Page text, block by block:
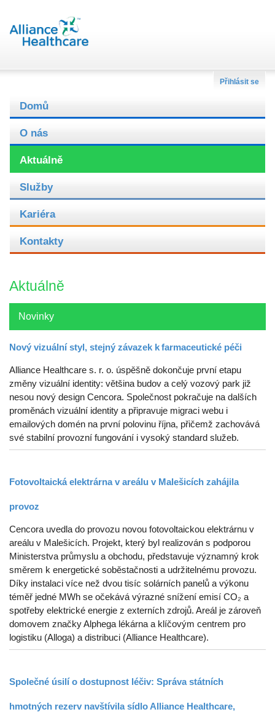
Přihlásit se
Domů
O nás
Aktuálně
Služby
Kariéra
Kontakty
Aktuálně
Novinky
Nový vizuální styl, stejný závazek k farmaceutické péči
Alliance Healthcare s. r. o. úspěšně dokončuje první etapu
změny vizuální identity: většina budov a celý vozový park již
nesou nový design Cencora. Společnost pokračuje na dalších
proměnách vizuální identity a připravuje migraci webu i
emailových domén na první polovinu října, přičemž zachovává
své stabilní provozní fungování i vysoký standard služeb.
Fotovoltaická elektrárna v areálu v Malešicích zahájila
provoz
Cencora uvedla do provozu novou fotovoltaickou elektrárnu v
areálu v Malešicích. Projekt, který byl realizován s podporou
Ministerstva průmyslu a obchodu, představuje významný krok
směrem k energetické soběstačnosti a udržitelnému provozu.
Díky instalaci více než dvou tisíc solárních panelů a výkonu
téměř jedné MWh se očekává výrazné snížení emisí CO₂ a
spotřeby elektrické energie z externích zdrojů. Areál je zároveň
domovem značky Alphega lékárna a klíčovým centrem pro
logistiku (Alloga) a distribuci (Alliance Healthcare).
Společné úsilí o dostupnost léčiv: Správa státních
hmotných rezerv navštívila sídlo Alliance Healthcare,